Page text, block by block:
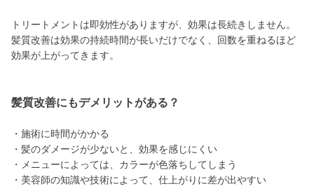
トリートメントは即効性がありますが、効果は長続きしません。
髪質改善は効果の持続時間が長いだけでなく、回数を重ねるほど
効果が上がってきます。
髪質改善にもデメリットがある？
・施術に時間がかかる
・髪のダメージが少ないと、効果を感じにくい
・メニューによっては、カラーが色落ちしてしまう
・美容師の知識や技術によって、仕上がりに差が出やすい